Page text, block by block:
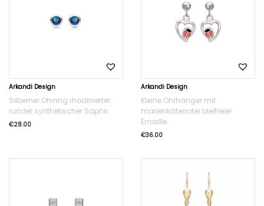
Arkandi Design
Silberner Ohrring rhodinierter
runder synthetischer Saphir.
€28.00
Arkandi Design
Kleine Ohrhänger mit
marienkäferroter bleifreier
Emaille.
€36.00